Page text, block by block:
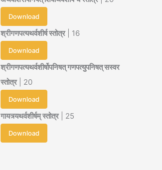
Download
श्रीगणपत्यथर्वशीर्ष स्तोत्र| 16
Download
श्रीगणपत्यथर्वशीर्षोपनिषत् गणपत्युपनिषत् सस्वर
स्तोत्र| 20
Download
गायत्र्यथर्वशीर्षम् स्तोत्र| 25
Download